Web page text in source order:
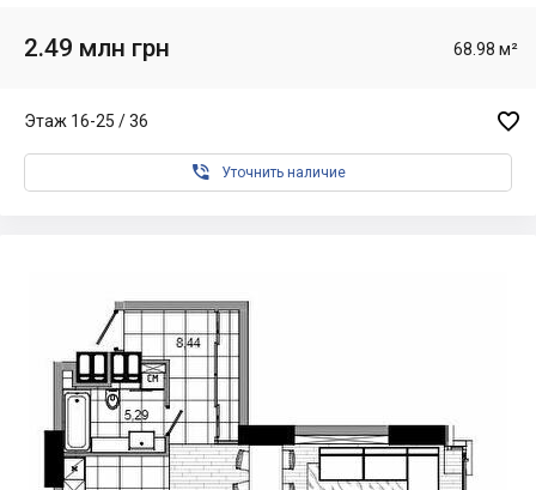
2.49 млн грн 68.98 м²
Этаж 16-25 / 36 
 Уточнить наличие